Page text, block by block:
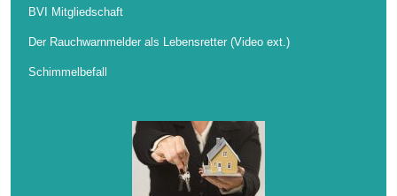
BVI Mitgliedschaft
Der Rauchwarnmelder als Lebensretter (Video ext.)
Schimmelbefall